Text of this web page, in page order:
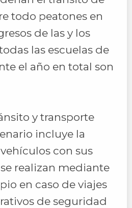
todo peatones en
de las y los
las escuelas de
el año en total son
y transporte
incluye la
con sus
realizan mediante
en caso de viajes
de seguridad